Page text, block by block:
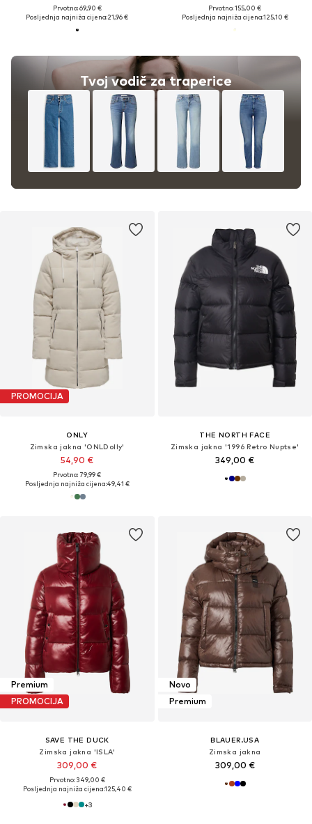
Prvotno: 69,90 €
Posljednja najniža cijena:21,96 €
Tvoj vodič za traperice
Prvotno: 155,00 €
Posljednja najniža cijena:125,10 €
PROMOCIJA
ONLY
Zimska jakna 'ONLDolly'
54,90 €
Prvotno: 79,99 €
Posljednja najniža cijena:49,41 €
THE NORTH FACE
Zimska jakna '1996 Retro Nuptse'
349,00 €
Premium
PROMOCIJA
SAVE THE DUCK
Zimska jakna 'ISLA'
309,00 €
Prvotno: 349,00 €
Posljednja najniža cijena:125,40 €
+3
Novo
Premium
BLAUER.USA
Zimska jakna
309,00 €